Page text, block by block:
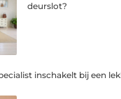
deurslot?
inschakelt bij een